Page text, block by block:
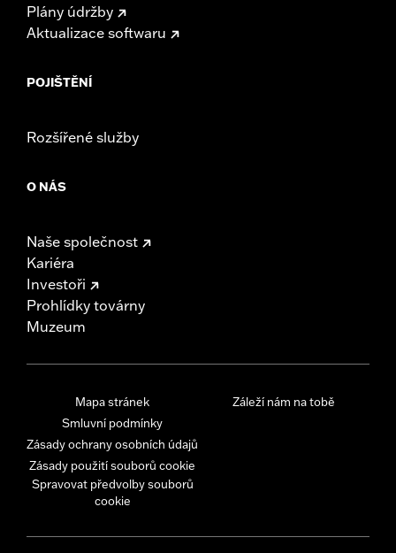
Plány údržby
Aktualizace softwaru
POJIŠTĚNÍ
Rozšířené služby
O NÁS
Naše společnost
Kariéra
Investoři
Prohlídky továrny
Muzeum
Mapa stránek
Smluvní podmínky
Zásady ochrany osobních údajů
Zásady použití souborů cookie
Spravovat předvolby souborů
cookie
Záleží nám na tobě